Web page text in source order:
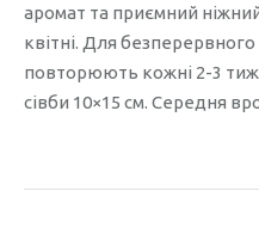
аромат та приємний
квітні. Для безперервного
повторюють кожні 2-3
сівби 10×15 см. Середня